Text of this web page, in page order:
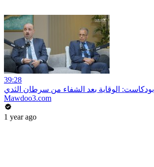
39:28
بودكاست: الوقاية بعد الشفاء من سرطان الثدي
Mawdoo3.com
1 year ago